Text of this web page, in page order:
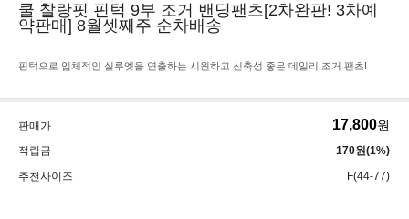
쿨 찰랑핏 핀턱 9부 조거 밴딩팬츠[2차완판! 3차예
약판매] 8월셋째주 순차배송
핀턱으로 입체적인 실루엣을 연출하는 시원하고 신축성 좋은 데일리 조거 팬츠!
판매가 17,800원
적립금
170원(1%)
추천사이즈
F(44-77)